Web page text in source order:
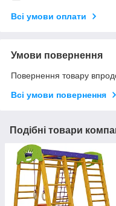
Всі умови оплати
Умови повернення
Повернення товару
Всі умови повернення
Подібні товари